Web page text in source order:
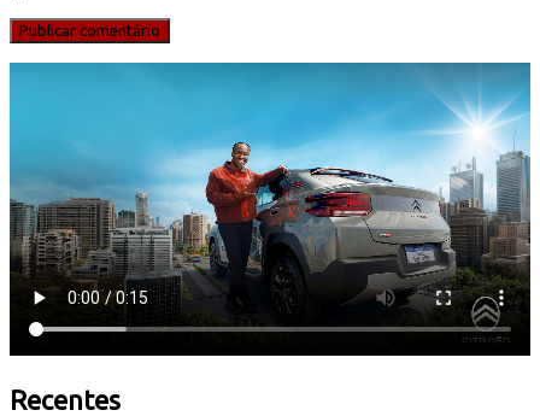
Recentes